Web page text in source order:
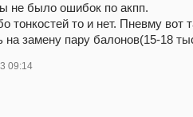
не было ошибок по акпп.
тонкостей то и нет. Пневму вот
на замену пару балонов(15-18
09:14